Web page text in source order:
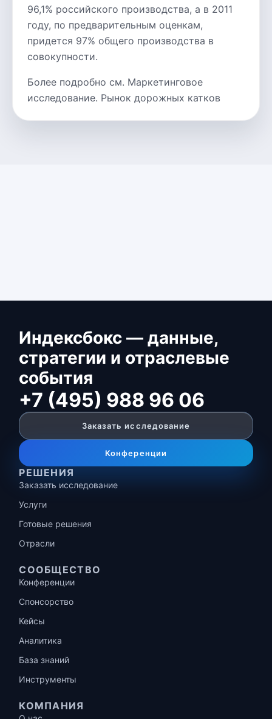
96,1% российского производства, а в 2011
году, по предварительным оценкам,
придется 97% общего производства в
совокупности.
Более подробно см. Маркетинговое
исследование. Рынок дорожных катков
Индексбокс — данные,
стратегии и отраслевые
события
+7 (495) 988 96 06
Заказать исследование
Конференции
РЕШЕНИЯ
Заказать исследование
Услуги
Готовые решения
Отрасли
СООБЩЕСТВО
Конференции
Спонсорство
Кейсы
Аналитика
База знаний
Инструменты
КОМПАНИЯ